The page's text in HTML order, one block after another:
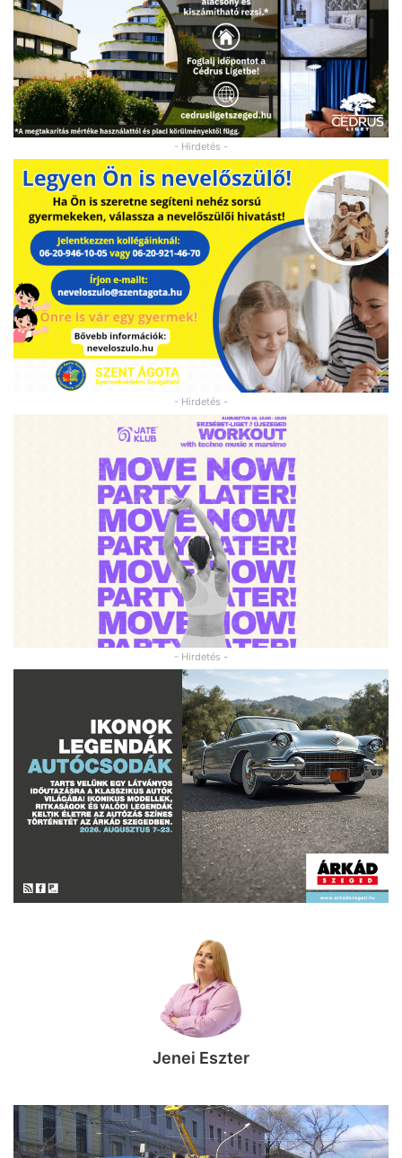
- Hirdetés -
- Hirdetés -
- Hirdetés -
Jenei Eszter